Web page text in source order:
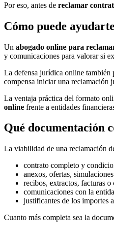
Por eso, antes de reclamar
Cómo puede
Un abogado online para
y comunicaciones para valorar si
La defensa jurídica online también
compensa iniciar una reclamación
La ventaja práctica del formato
online frente a entidades
Qué documentación
La viabilidad de una reclamación
contrato completo y
anexos, ofertas,
recibos, extractos, facturas
comunicaciones con la
justificantes de los importes
Cuanto más completa sea la